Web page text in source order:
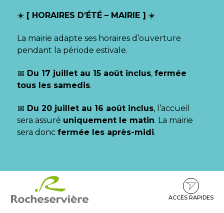
☀️ [ HORAIRES D’ÉTÉ – MAIRIE ] ☀️
La mairie adapte ses horaires d’ouverture
pendant la période estivale.
📅 Du 17 juillet au 15 août inclus, fermée
tous les samedis.
📅 Du 20 juillet au 16 août inclus, l’accueil
sera assuré uniquement le matin. La mairie
sera donc fermée les après-midi.
contenu
pied
ACCÈS RAPIDES